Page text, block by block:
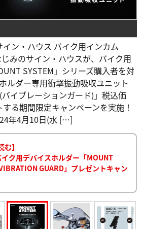
ン・ハウス バイク用インカム
みのサイン・ハウスが、バイク用
SYSTEM」シリーズ購入者を対
ルダー専用衝撃振動吸収ユニット
(バイブレーションガード)」税込価
る期間限定キャンペーンを実施！
年4月10日(水 […]
】
ク用デバイスホルダー「MOUNT
GUARD」プレゼントキャン